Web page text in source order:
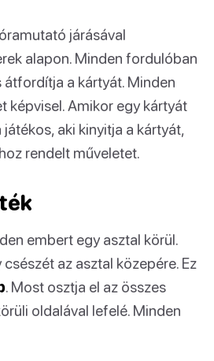
járásával
alapon. Minden fordulóban
átfordítja a kártyát. Minden
képvisel. Amikor egy kártyát
aki kinyitja a kártyát,
rendelt műveletet.
embert egy asztal körül.
az asztal közepére. Ez
. Most osztja el az összes
oldalával lefelé. Minden